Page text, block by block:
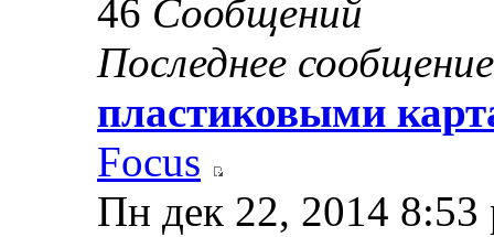
46 Сообщений
Последнее сообщение
пластиковыми
Focus
Пн дек 22, 2014 8:53